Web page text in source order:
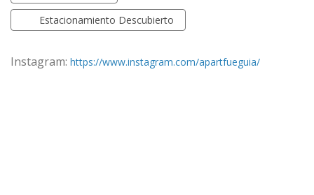
Estacionamiento Descubierto
Instagram: https://www.instagram.com/apartfueguia/